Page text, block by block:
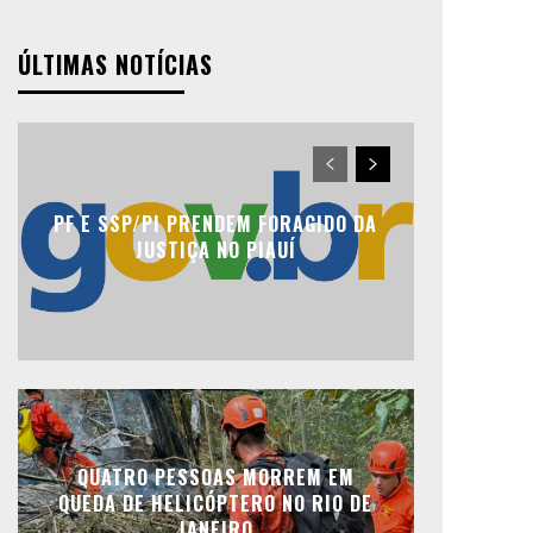
ÚLTIMAS NOTÍCIAS
PF E SSP/PI PRENDEM FORAGIDO DA
JUSTIÇA NO PIAUÍ
QUATRO PESSOAS MORREM EM
QUEDA DE HELICÓPTERO NO RIO DE